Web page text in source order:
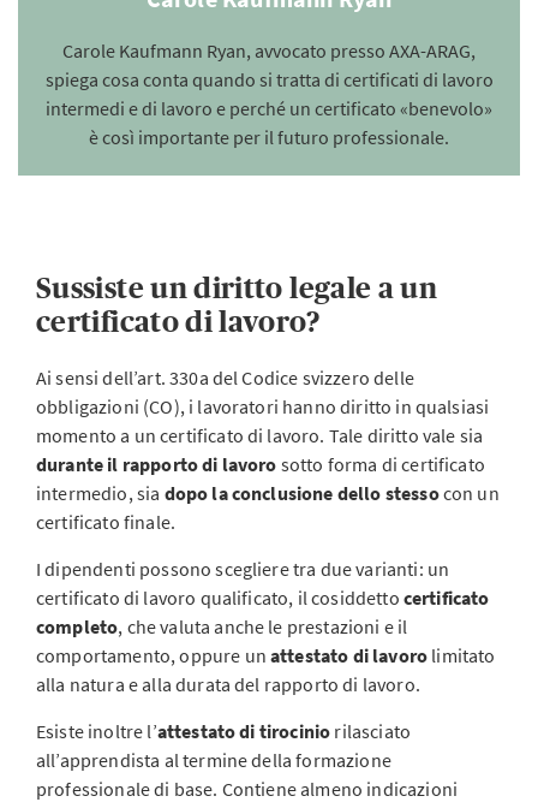
Carole Kaufmann Ryan, avvocato presso AXA-ARAG,
spiega cosa conta quando si tratta di certificati di lavoro
intermedi e di lavoro e perché un certificato «benevolo»
è così importante per il futuro professionale.
Sussiste un diritto legale a un
certificato di lavoro?
Ai sensi dell’art. 330a del Codice svizzero delle
obbligazioni (CO), i lavoratori hanno diritto in qualsiasi
momento a un certificato di lavoro. Tale diritto vale sia
durante il rapporto di lavoro sotto forma di certificato
intermedio, sia dopo la conclusione dello stessocon un
certificato finale.
I dipendenti possono scegliere tra due varianti: un
certificato di lavoro qualificato, il cosiddetto certificato
completo, che valuta anche le prestazioni e il
comportamento, oppure unattestato di lavoro limitato
alla natura e alla durata del rapporto di lavoro.
Esiste inoltre l’attestato di tirocinio rilasciato
all’apprendista al termine della formazione
professionale di base. Contiene almeno indicazioni